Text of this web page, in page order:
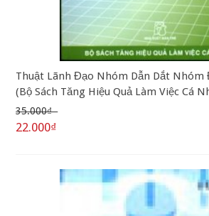
Thuật Lãnh Đạo Nhóm Dẫn Dắt Nhóm
(Bộ Sách Tăng Hiệu Quả Làm Việc Cá
35.000₫
22.000₫